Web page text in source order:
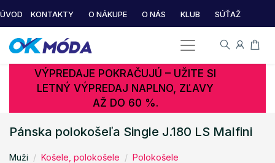
ÚVOD KONTAKTY O NÁKUPE O NÁS KLUB SÚŤAŽ
VÝPREDAJE POKRAČUJÚ – UŽITE SI
LETNÝ VÝPREDAJ NAPLNO, ZĽAVY
AŽ DO 60 %.
Pánska polokošeľa Single J.180 LS Malfini
Muži Košele, polokošele Polokošele